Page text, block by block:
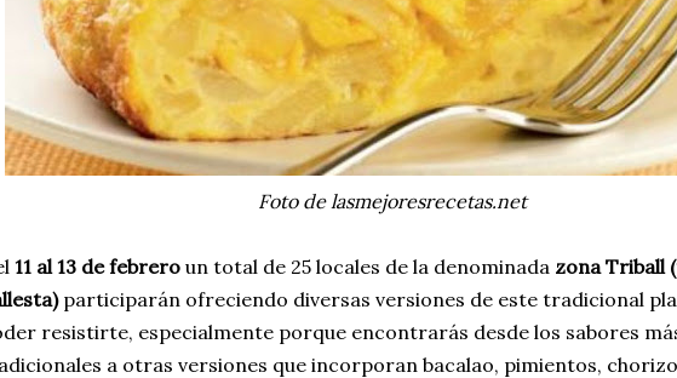
Foto de lasmejoresrecetas.net
11 al 13 de febrero un total de 25 locales de la denominada zona Triball
participarán ofreciendo diversas versiones de este tradicional
resistirte, especialmente porque encontrarás desde los sabores
a otras versiones que incorporan bacalao, pimientos,